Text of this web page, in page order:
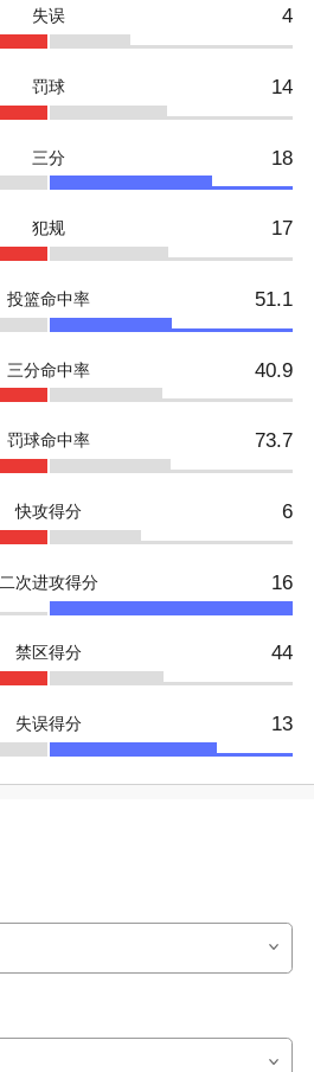
失误 4
罚球 14
三分 18
犯规 17
投篮命中率 51.1
三分命中率 40.9
罚球命中率 73.7
快攻得分 6
二次进攻得分 16
禁区得分 44
失误得分 13